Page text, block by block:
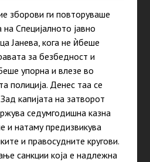
зборови ги повторуваше
Специјалното јавно
Јанева, кога не ѝбеше
за безбедност и
упорна и влезе во
полиција. Денес таа се
капијата на затворот
седумгодишна казна
и натаму предизвикува
и правосудните кругови.
санкции која е надлежна